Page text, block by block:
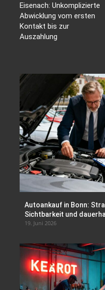
Eisenach: Unkomplizierte
Abwicklung vom ersten
Kontakt bis zur
Auszahlung
Autoankauf in Bonn:
Sichtbarkeit und
19. Juni 2026